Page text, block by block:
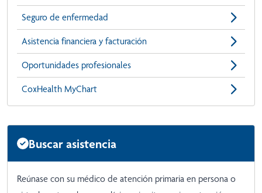
Seguro de enfermedad
Asistencia financiera y facturación
Oportunidades profesionales
CoxHealth MyChart
Buscar asistencia
Reúnase con su médico de atención primaria en persona o